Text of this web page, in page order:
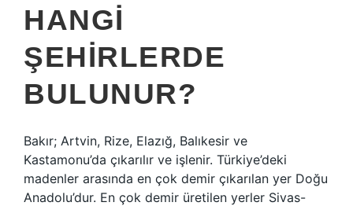
HANGI
ŞEHIRLERDE
BULUNUR?
Bakır; Artvin, Rize, Elazığ, Balıkesir ve
Kastamonu’da çıkarılır ve işlenir. Türkiye’deki
madenler arasında en çok demir çıkarılan yer Doğu
Anadolu’dur. En çok demir üretilen yerler Sivas-